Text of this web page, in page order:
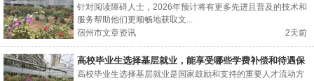
们更顺畅地获取文字信息？
针对阅读障碍人士，2026年预计将有更多先进且普及的技术和
服务帮助他们更顺畅地获取文...
宿州市文章资讯
2天前
高校毕业生选择基层就业，能享受哪些学费补偿和待遇保
障？
高校毕业生选择基层就业是国家鼓励和支持的重要人才流动方